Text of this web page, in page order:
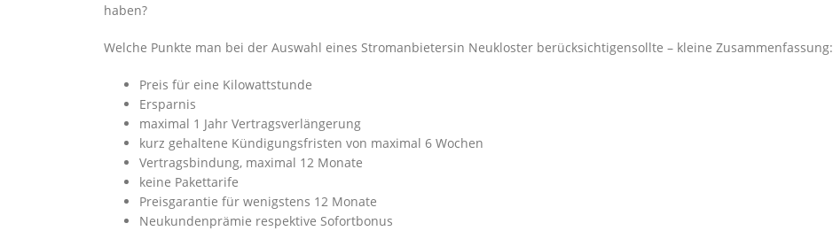
haben?
Welche Punkte man bei der Auswahl eines Stromanbietersin Neukloster berücksichtigensollte – kleine Zusammenfassung:
Preis für eine Kilowattstunde
Ersparnis
maximal 1 Jahr Vertragsverlängerung
kurz gehaltene Kündigungsfristen von maximal 6 Wochen
Vertragsbindung, maximal 12 Monate
keine Pakettarife
Preisgarantie für wenigstens 12 Monate
Neukundenprämie respektive Sofortbonus